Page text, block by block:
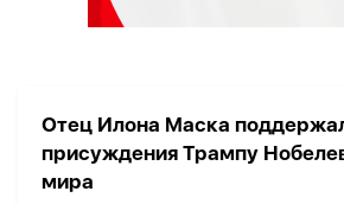
Отец Илона Маска
присуждения Трампу
мира